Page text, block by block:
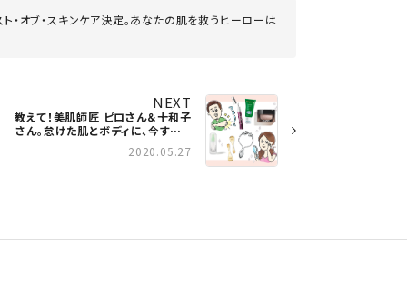
・オブ・スキンケア決定。あなたの肌を救うヒーローは
NEXT
教えて！美肌師匠 ピロさん＆十和子
さん。怠けた肌とボディに、今すべき
2020.05.27